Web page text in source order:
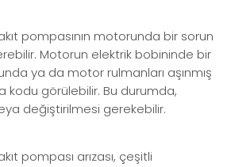
pompasının motorunda bir sorun
Motorun elektrik bobininde bir
ya da motor rulmanları aşınmış
kodu görülebilir. Bu durumda,
değiştirilmesi gerekebilir.
pompası arızası, çeşitli